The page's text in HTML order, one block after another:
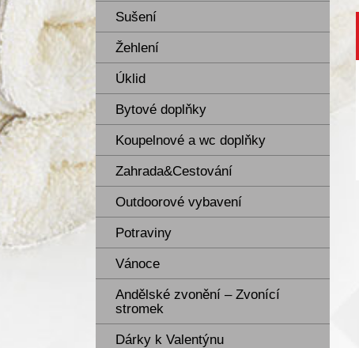
Sušení
Žehlení
Úklid
Bytové doplňky
Koupelnové a wc doplňky
Zahrada&Cestování
Outdoorové vybavení
Potraviny
Vánoce
Andělské zvonění – Zvonící
stromek
Dárky k Valentýnu